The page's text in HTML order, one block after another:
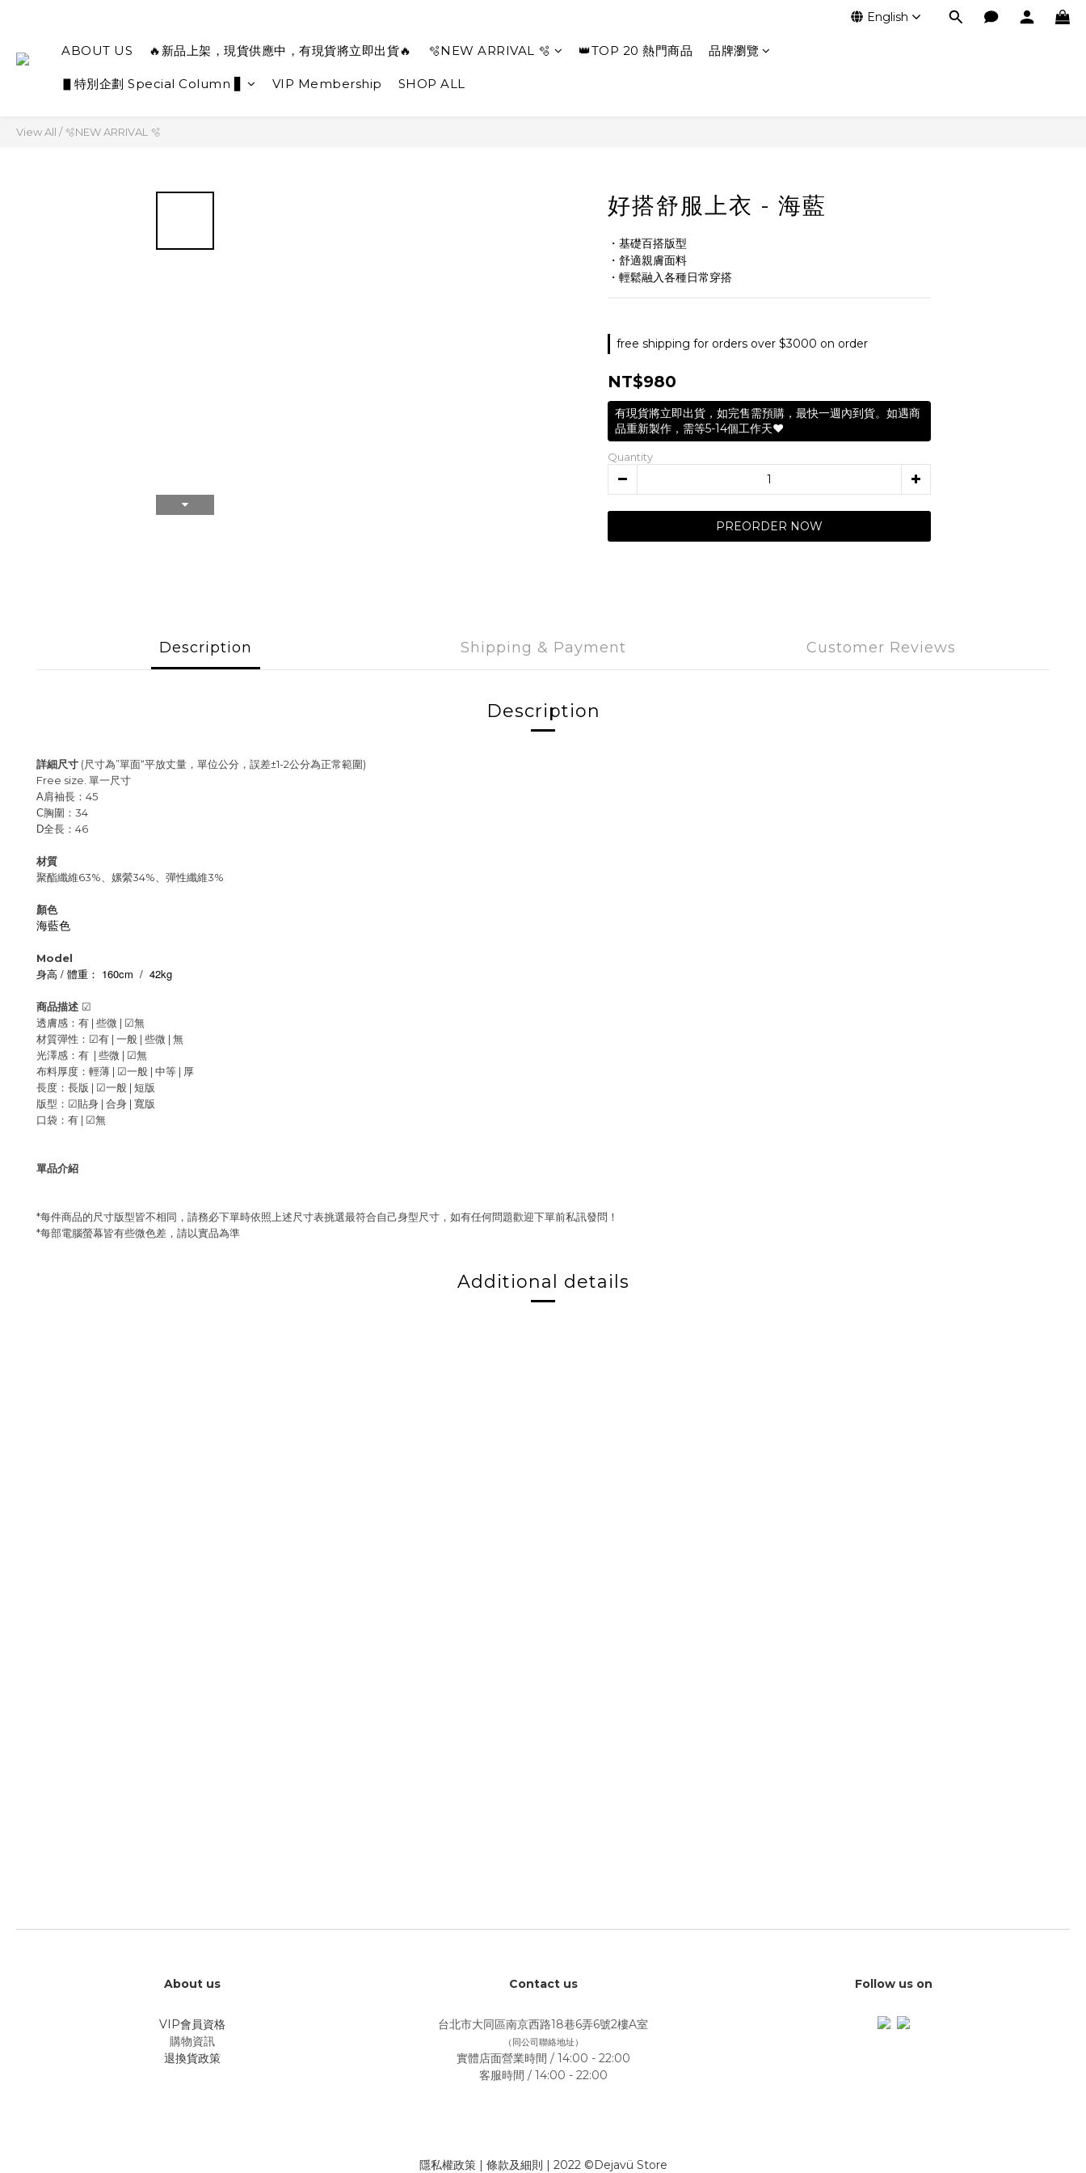
English
ABOUT US 🔥新品上架，現貨供應中，有現貨將立即出貨🔥 🫧NEW ARRIVAL 🫧 👑TOP 20 熱門商品 品牌瀏覽
▋特別企劃 Special Column ▋ VIP Membership SHOP ALL
View All /🫧NEW ARRIVAL 🫧
好搭舒服上衣 - 海藍
・基礎百搭版型
・舒適親膚面料
・輕鬆融入各種日常穿搭
free shipping for orders over $3000 on order
NT$980
有現貨將立即出貨，如完售需預購，最快一週內到貨。如遇商
品重新製作，需等5-14個工作天❤️
Quantity
PREORDER NOW
Description Shipping & Payment Customer Reviews
Description
詳細尺寸 (尺寸為”單面“平放丈量，單位公分，誤差±1-2公分為正常範圍)
Free size. 單一尺寸
A肩袖長：45
C胸圍：34
D全長：46
材質
聚酯纖維63%、嫘縈34%、彈性纖維3%
顏色
海藍色
Model
身高 / 體重： 160cm / 42kg
商品描述 ☑
透膚感：有 | 些微 | ☑無
材質彈性： ☑有 | 一般 | 些微 | 無
光澤感：有 | 些微 | ☑無
布料厚度：輕薄 | ☑一般 | 中等 | 厚
長度：長版 | ☑一般 | 短版
版型： ☑貼身 | 合身 | 寬版
口袋：有 | ☑無
單品介紹
*每件商品的尺寸版型皆不相同，請務必下單時依照上述尺寸表挑選最符合自己身型尺寸，如有任何問題歡迎下單前私訊發問！
*每部電腦螢幕皆有些微色差，請以實品為準
Additional details
About us
VIP會員資格
購物資訊
退換貨政策
Contact us
台北市大同區南京西路18巷6弄6號2樓A室
（同公司聯絡地址）
實體店面營業時間 / 14:00 - 22:00
客服時間 / 14:00 - 22:00
Follow us on
隱私權政策| 條款及細則 | 2022 ©Dejavü Store